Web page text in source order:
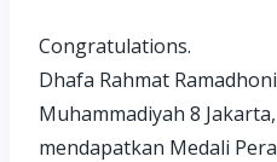
Congratulations.
Dhafa Rahmat
Muhammadiyah 8
mendapatkan Medali